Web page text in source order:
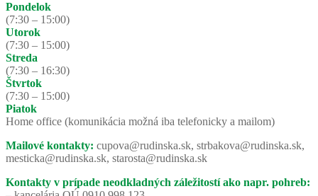
Pondelok
(7:30 – 15:00)
Utorok
(7:30 – 15:00)
Streda
(7:30 – 16:30)
Štvrtok
(7:30 – 15:00)
Piatok
Home office (komunikácia možná iba telefonicky a mailom)
Mailové kontakty: cupova@rudinska.sk, strbakova@rudinska.sk,
mesticka@rudinska.sk, starosta@rudinska.sk
Kontakty v prípade neodkladných záležitostí ako napr. pohreb: